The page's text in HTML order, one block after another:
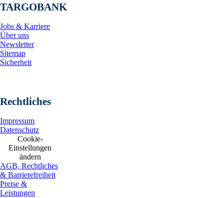
TARGOBANK
Jobs & Karriere
Über uns
Newsletter
Sitemap
Sicherheit
Rechtliches
Impressum
Datenschutz
Cookie-
Einstellungen
ändern
AGB, Rechtliches
& Barrierefreiheit
Preise &
Leistungen